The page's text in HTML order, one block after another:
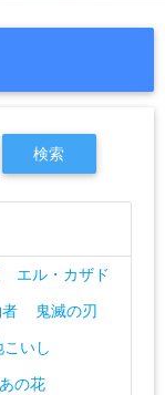
エル・カザド
鬼滅の刃
いし
あの花